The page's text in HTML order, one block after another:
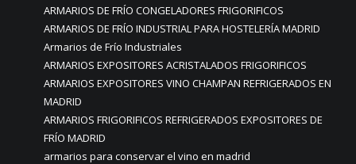
ARMARIOS DE FRÍO CONGELADORES FRIGORIFICOS
ARMARIOS DE FRÍO INDUSTRIAL PARA HOSTELERÍA MADRID
Armarios de Frío Industriales
ARMARIOS EXPOSITORES ACRISTALADOS FRIGORIFICOS
ARMARIOS EXPOSITORES VINO CHAMPAN REFRIGERADOS EN
MADRID
ARMARIOS FRIGORIFICOS REFRIGERADOS EXPOSITORES DE
FRÍO MADRID
armarios para conservar el vino en madrid